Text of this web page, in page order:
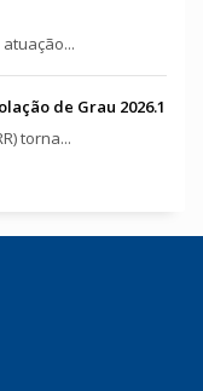
de Grau 2026.1
torna...